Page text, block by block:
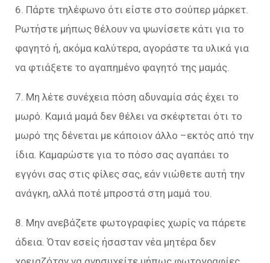
6. Πάρτε τηλέφωνο ότι είστε στο σούπερ μάρκετ.
Ρωτήστε μήπως θέλουν να ψωνίσετε κάτι για το
φαγητό ή, ακόμα καλύτερα, αγοράστε τα υλικά για
να φτιάξετε το αγαπημένο φαγητό της μαμάς.
7. Μη λέτε συνέχεια πόση αδυναμία σάς έχει το
μωρό. Καμιά μαμά δεν θέλει να σκέφτεται ότι το
μωρό της δένεται με κάποιον άλλο –εκτός από την
ίδια. Καμαρώστε για το πόσο σας αγαπάει το
εγγόνι σας στις φίλες σας, εάν νιώθετε αυτή την
ανάγκη, αλλά ποτέ μπροστά στη μαμά του.
8. Μην ανεβάζετε φωτογραφίες χωρίς να πάρετε
άδεια. Όταν εσείς ήσασταν νέα μητέρα δεν